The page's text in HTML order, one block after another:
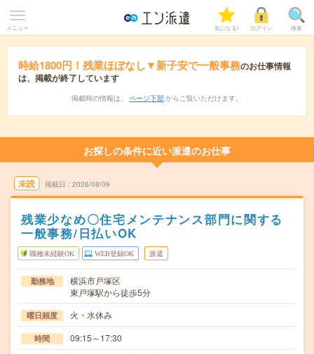
メニュー 気になる! ログイン 検索
時給1800円！残業ほぼなし▼新子安で一般事務のお仕事情報
は、掲載が終了しています
掲載時の情報は、 ページ下部 からご覧いただけます。
お探しの条件に近い派遣のお仕事
未読 掲載日 2026/08/09
残業少なめ〇住宅メンテナンス部門に関する
一般事務/日払いOK
職種未経験OK WEB登録OK 派遣
勤務地
横浜市戸塚区
東戸塚駅から徒歩5分
曜日頻度 火・水休み
時間 09:15～17:30